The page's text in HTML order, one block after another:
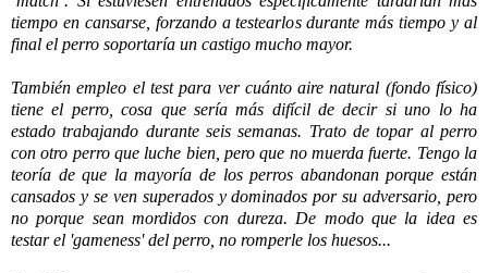
tiempo en cansarse, forzando a testearlos durante más tiempo y al
final el perro soportaría un castigo mucho mayor.
También empleo el test para ver cuánto aire natural (fondo físico)
tiene el perro, cosa que sería más difícil de decir si uno lo ha
estado trabajando durante seis semanas. Trato de topar al perro
con otro perro que luche bien, pero que no muerda fuerte. Tengo la
teoría de que la mayoría de los perros abandonan porque están
cansados y se ven superados y dominados por su adversario, pero
no porque sean mordidos con dureza. De modo que la idea es
testar el 'gameness' del perro, no romperle los huesos...